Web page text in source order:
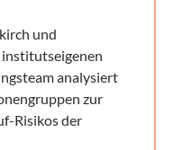
und
analysiert
zur
Risikos der